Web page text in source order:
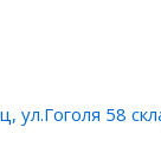
ул.Гоголя 58